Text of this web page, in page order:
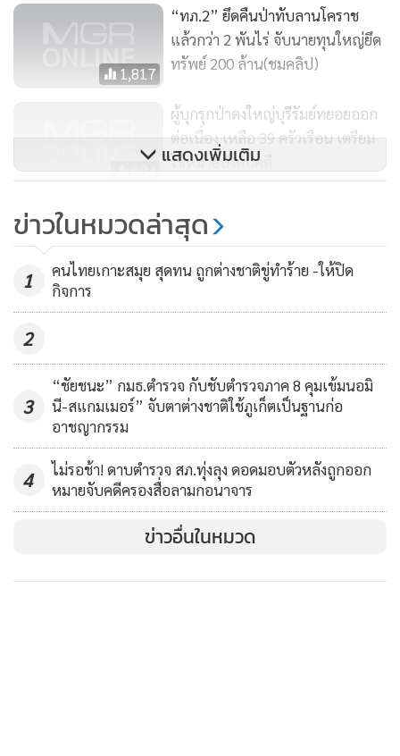
ทำให้เกิดความขัดแย้งกับมวลชน ซึ่งถือเป็นโอกาสที่ดีที่ คสช.เข้า
มาควบคุมอำนาจ จึงต้องเปิดยุทธการทวงคืนผืนป่ากลับคืนมาให้
แก่ประเทศชาติ และฝากเตือนไปถึงชาวบ้าน เจ้าของผู้ประกอบ
การ นักธุรกิจทั้งหลายด้วยว่า ที่ผ่านมา มีกลุ่มผู้บุกรุกจับจองพื้นที่
ป่าสงวน ป่าอนุรักษ์ นำไปหลอกขาย และมีการซื้อขายต่อกันมา
เป็นทอดๆ มีผู้ตกเป็นเหยื่อมาแล้วหลายราย โดยอ้างว่าอนาคต
จะสามารถออกเอกสารสิทธิทำกินได้ ซึ่งไม่เป็นความจริง เพราะ
1,817
“ทภ.2” ยึดคืนป่าทับลานโคราช
แล้วกว่า 2 พันไร่ จับนายทุนใหญ่ยึด
ทรัพย์ 200 ล้าน(ชมคลิป)
804
ผู้บุกรุกป่าดงใหญ่บุรีรัมย์ทยอยออก
ต่อเนื่อง เหลือ 39 ครัวเรือน เตรียม
ใช้หมายบังคับคดี
1,222
หมื่นไร่ ผู้ว่าฯนำเปิดปฏิบัติการอาสา
พิทักษ์ป่า
แสดงเพิ่มเติม
ข่าวในหมวดล่าสุด
1
คนไทยเกาะสมุย สุดทน ถูกต่างชาติขู่ทำร้าย -ให้ปิด
กิจการ
2
3
“ชัยชนะ” กมธ.ตำรวจ กับชับตำรวจภาค 8 คุมเข้มนอมิ
นี-สแกมเมอร์” จับตาต่างชาติใช้ภูเก็ตเป็นฐานก่อ
อาชญากรรม
4
ไม่รอช้า! ดาบตำรวจ สภ.ทุ่งลุง ดอดมอบตัวหลังถูกออก
หมายจับคดีครองสื่อลามกอนาจาร
ข่าวอื่นในหมวด